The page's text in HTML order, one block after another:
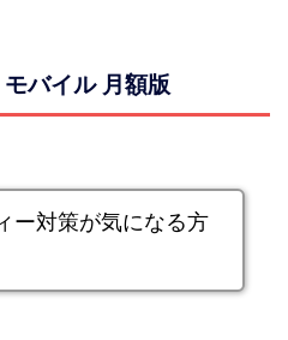
バイル 月額版
ー対策が気になる方